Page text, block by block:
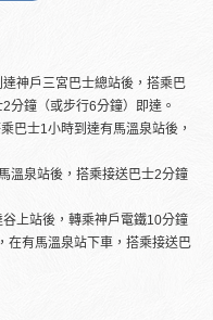
神戶三宮巴士總站後，搭乘巴
分鐘（或步行6分鐘）即達。
巴士1小時到達有馬溫泉站後，
溫泉站後，搭乘接送巴士2分鐘
谷上站後，轉乘神戶電鐵10分鐘
在有馬溫泉站下車，搭乘接送巴